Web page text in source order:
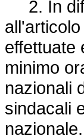
2. In
effettuate
minimo
nazionali
sindacali
nazionale.